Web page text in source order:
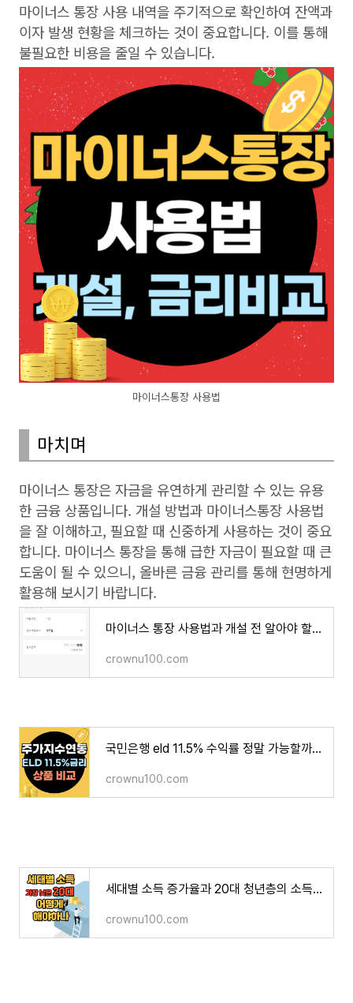
마이너스 통장 사용 내역을 주기적으로 확인하여 잔액과
이자 발생 현황을 체크하는 것이 중요합니다. 이를 통해
불필요한 비용을 줄일 수 있습니다.
마이너스통장 사용법
마치며
마이너스 통장은 자금을 유연하게 관리할 수 있는 유용
한 금융 상품입니다. 개설 방법과 마이너스통장 사용법
을 잘 이해하고, 필요할 때 신중하게 사용하는 것이 중요
합니다. 마이너스 통장을 통해 급한 자금이 필요할 때 큰
도움이 될 수 있으니, 올바른 금융 관리를 통해 현명하게
활용해 보시기 바랍니다.
마이너스 통장 사용법과 개설 전 알아야 할 것들 1분 정리
crownu100.com
국민은행 eld 11.5% 수익률 정말 가능할까? 고금리 eld 상품 수익률 비교
crownu100.com
세대별 소득 증가율과 20대 청년층의 소득증대 방법
crownu100.com